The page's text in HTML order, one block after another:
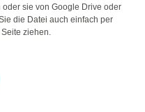
sie von Google Drive oder
die Datei auch einfach per
ziehen.